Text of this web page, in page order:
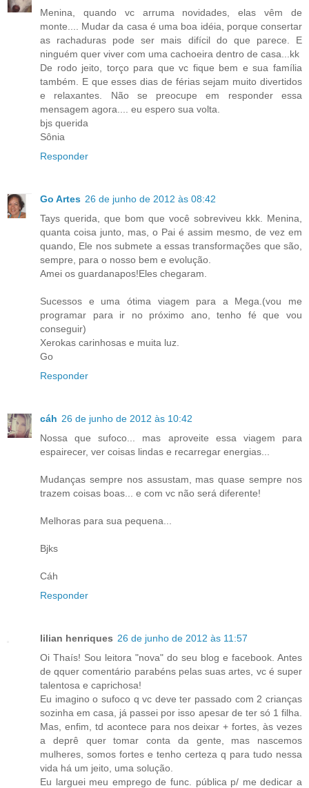
Menina, quando vc arruma novidades, elas vêm de
monte.... Mudar da casa é uma boa idéia, porque consertar
as rachaduras pode ser mais difícil do que parece. E
ninguém quer viver com uma cachoeira dentro de casa...kk
De rodo jeito, torço para que vc fique bem e sua família
também. E que esses dias de férias sejam muito divertidos
e relaxantes. Não se preocupe em responder essa
mensagem agora.... eu espero sua volta.
bjs querida
Sônia
Responder
Go Artes 26 de junho de 2012 às 08:42
Tays querida, que bom que você sobreviveu kkk. Menina,
quanta coisa junto, mas, o Pai é assim mesmo, de vez em
quando, Ele nos submete a essas transformações que são,
sempre, para o nosso bem e evolução.
Amei os guardanapos!Eles chegaram.
Sucessos e uma ótima viagem para a Mega.(vou me
programar para ir no próximo ano, tenho fé que vou
conseguir)
Xerokas carinhosas e muita luz.
Go
Responder
cáh 26 de junho de 2012 às 10:42
Nossa que sufoco... mas aproveite essa viagem para
espairecer, ver coisas lindas e recarregar energias...
Mudanças sempre nos assustam, mas quase sempre nos
trazem coisas boas... e com vc não será diferente!
Melhoras para sua pequena...
Bjks
Cáh
Responder
lilian henriques 26 de junho de 2012 às 11:57
Oi Thaís! Sou leitora "nova" do seu blog e facebook. Antes
de qquer comentário parabéns pelas suas artes, vc é super
talentosa e caprichosa!
Eu imagino o sufoco q vc deve ter passado com 2 crianças
sozinha em casa, já passei por isso apesar de ter só 1 filha.
Mas, enfim, td acontece para nos deixar + fortes, às vezes
a deprê quer tomar conta da gente, mas nascemos
mulheres, somos fortes e tenho certeza q para tudo nessa
vida há um jeito, uma solução.
Eu larguei meu emprego de func. pública p/ me dedicar a